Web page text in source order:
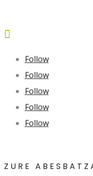

Follow
Follow
Follow
Follow
Follow
ZURE